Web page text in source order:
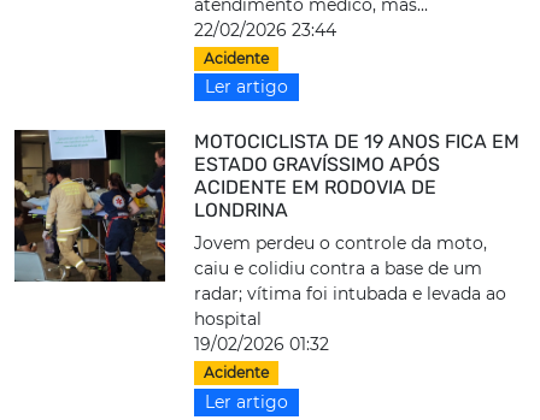
atendimento médico, mas...
22/02/2026 23:44
Acidente
Ler artigo
MOTOCICLISTA DE 19 ANOS FICA EM
ESTADO GRAVÍSSIMO APÓS
ACIDENTE EM RODOVIA DE
LONDRINA
Jovem perdeu o controle da moto,
caiu e colidiu contra a base de um
radar; vítima foi intubada e levada ao
hospital
19/02/2026 01:32
Acidente
Ler artigo